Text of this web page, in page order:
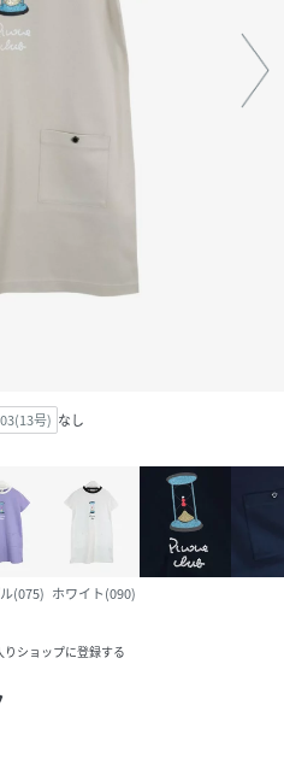
03(13号) なし
(075) ホワイト(090)
りショップに登録する